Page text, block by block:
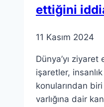
ettiğini
11 Kasım 2024
Dünya’yı
işaretler,
konularından
varlığına dair